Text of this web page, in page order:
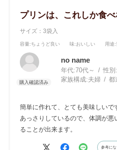
プリンは、これしか食べ
サイズ：3袋入
容量:ちょうど良い 味:おいしい 用途:
no name
年代:70代～ 性別:
家族構成:夫婦 都
簡単に作れて、とても美味しいで
あっさりしているので、体調が
ることが出来ます。
参考にな